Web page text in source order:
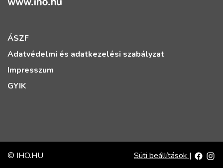
ÁSZF
Adatvédelmi és adatkezelési szabályzat
Impresszum
GYIK
© IHO.HU Süti beállítások |